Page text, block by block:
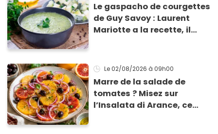
Le gaspacho de courgettes
de Guy Savoy : Laurent
Mariotte a la recette, il
Le 02/08/2026 à 09h00
Marre de la salade de
tomates ? Misez sur
l’Insalata di Arance, ce